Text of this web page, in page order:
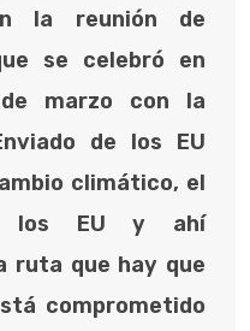
la reunión de
se celebró en
marzo con la
de los EU
climático, el
los EU y ahí
ruta que hay que
comprometido